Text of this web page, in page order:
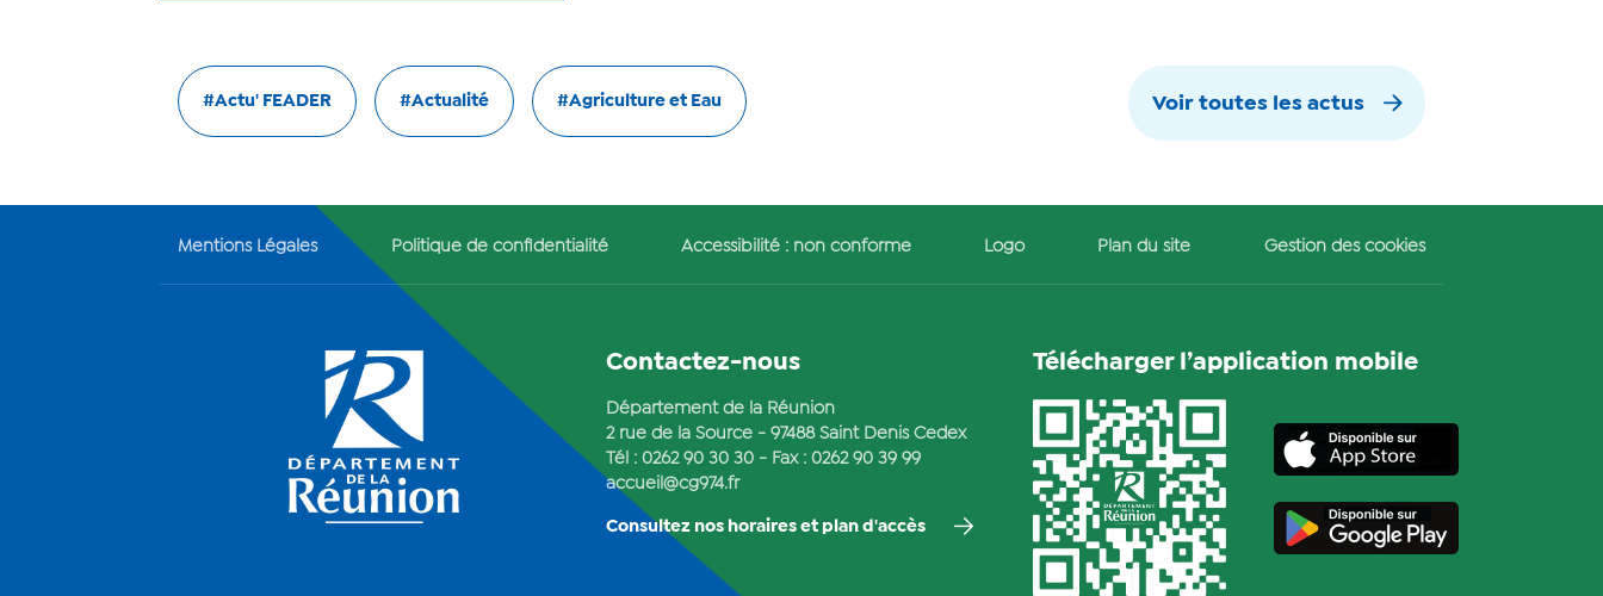
#Actu' FEADER #Actualité #Agriculture et Eau Voir toutes les actus
Mentions Légales Politique de confidentialité Accessibilité : non conforme Logo Plan du site Gestion des cookies
Contactez-nous
Département de la Réunion
2 rue de la Source - 97488 Saint Denis Cedex
Tél : 0262 90 30 30- Fax : 0262 90 39 99
accueil@cg974.fr
Consultez nos horaires et plan d'accès
Télécharger l’application mobile